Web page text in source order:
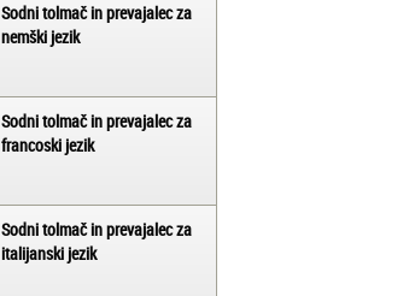
Sodni tolmač in prevajalec za
nemški jezik
Sodni tolmač in prevajalec za
francoski jezik
Sodni tolmač in prevajalec za
italijanski jezik